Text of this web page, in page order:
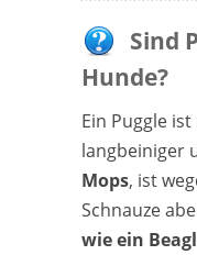
Sind
Hunde?
Ein Puggle
langbeiniger
Mops, ist
Schnauze
wie ein